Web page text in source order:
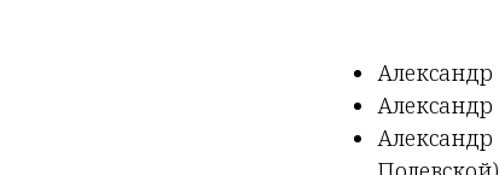
Александр